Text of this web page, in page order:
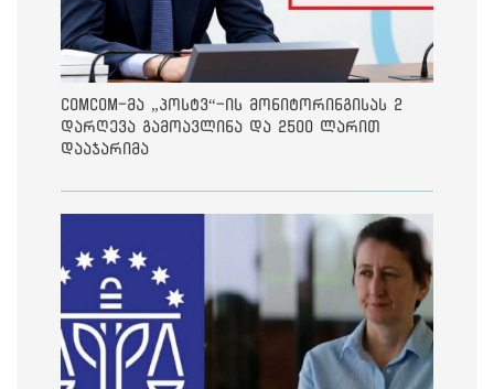
ComCom-მა „პოსტვ“-ის მონიტორინგისას 2
დარღევა გამოავლინა და 2500 ლარით
დააჯარიმა